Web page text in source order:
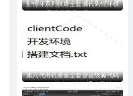
新情怀系列棋牌全套源代码情怀棋
第六代街机捕鱼全套营运级源代码
全套完美源代码下载